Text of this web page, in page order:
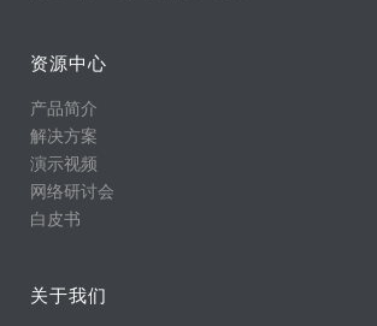
资源中心
产品简介
解决方案
演示视频
网络研讨会
白皮书
关于我们